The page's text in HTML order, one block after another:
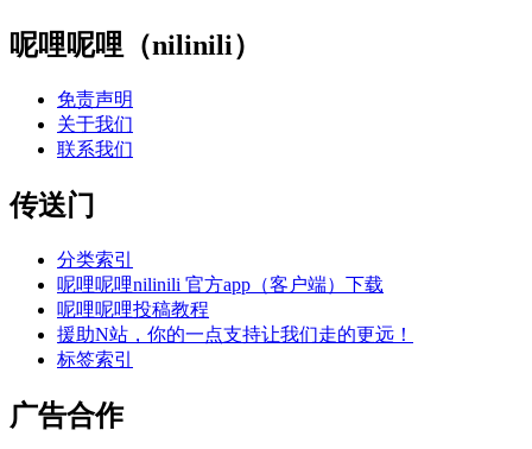
呢哩呢哩（nilinili）
免责声明
关于我们
联系我们
传送门
分类索引
呢哩呢哩nilinili 官方app（客户端）下载
呢哩呢哩投稿教程
援助N站，你的一点支持让我们走的更远！
标签索引
广告合作